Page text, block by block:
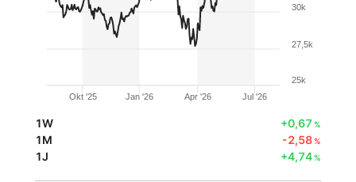
Okt '25 Jan '26 Apr '26 Jul '26
25k
27,5k
30k
1W +0,67 %
1M -2,58%
1J +4,74%